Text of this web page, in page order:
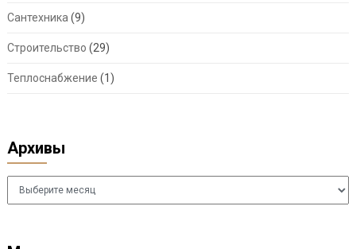
Сантехника (9)
Строительство (29)
Теплоснабжение (1)
Архивы
Архивы